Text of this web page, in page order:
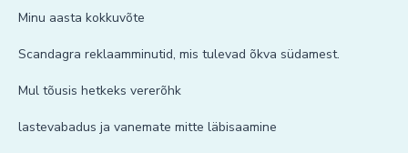
Minu aasta kokkuvõte
Scandagra reklaamminutid, mis tulevad õkva südamest.
Mul tõusis hetkeks vererõhk
lastevabadus ja vanemate mitte läbisaamine